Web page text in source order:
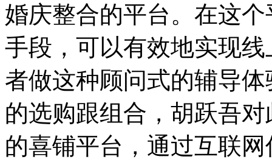
婚庆整合的平台。在这
手段，可以有效地实现
者做这种顾问式的辅导
的选购跟组合，胡跃吾
的喜铺平台，通过互联